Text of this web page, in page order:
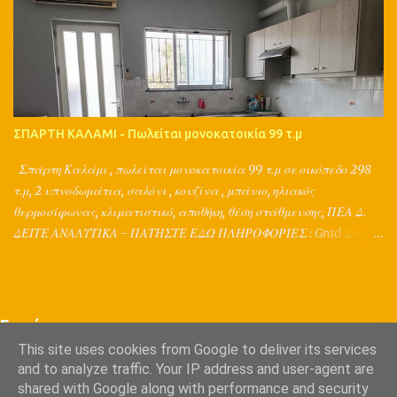
ασφαλιστικών εταιριών. Παράλληλα παρέχουν μια ολοκληρωμένη
διαφημιστική στρατηγική για το ακίνητό σας, καθώς ο Π.Τσιμπίδης
έχει σπουδές σε διαφήμιση, marketing, δημοσιογραφία,
κτηματομεσιτικά και και κατέχει ακαδημαϊκή πιστοποίηση στις
εκτιμήσεις ακινήτων. ΠΛΗΡΟΦΟΡΙΕΣ : Grad Διεθνή Μεσιτικά
Γραφεία Αθήνα, Σπάρτη Π.Τσιμπίδης Τηλ. 2177077305,
2731026001, 6980447385 www.grad.gr
ΣΠΑΡΤΗ ΚΑΛΑΜΙ - Πωλείται μονοκατοικία 99 τ.μ
Σπάρτη Καλάμι , πωλείται μονοκατοικία 99 τ.μ σε οικόπεδο 298
τ.μ, 2 υπνοδωμάτια, σαλόνι , κουζίνα , μπάνιο, ηλιακός
θερμοσίφωνας, κλιματιστικό, αποθήκη, θέση στάθμευσης, ΠΕΑ Δ.
ΔΕΙΤΕ ΑΝΑΛΥΤΙΚΑ - ΠΑΤΗΣΤΕ ΕΔΩ ΠΛΗΡΟΦΟΡΙΕΣ : Grad Διεθνή
Ετικέτες
ΠΑΝΑΓΙΩΤΗΣ ΤΣΙΜΠΙΔΗΣ ΔΗΜΟΣΙΟΓΡΑΦΟΣ
This site uses cookies from Google to deliver its services
and to analyze traffic. Your IP address and user-agent are
shared with Google along with performance and security